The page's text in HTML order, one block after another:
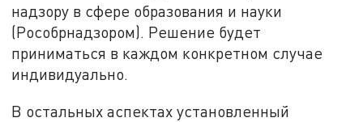
надзору в сфере образования и науки
(Рособрнадзором). Решение будет
приниматься в каждом конкретном случае
индивидуально.
В остальных аспектах установленный